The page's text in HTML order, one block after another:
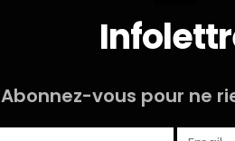
Abonnez-vous pour ne